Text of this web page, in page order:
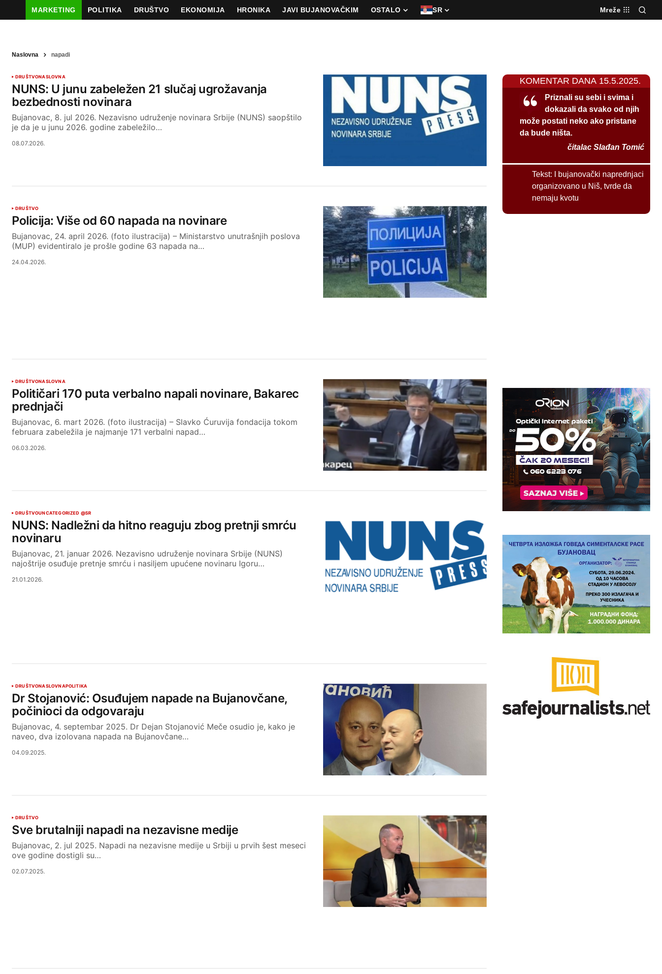
MARKETING POLITIKA DRUŠTVO EKONOMIJA HRONIKA JAVI BUJANOVAČKIM OSTALO SR Mreže
Naslovna napadi
DRUŠTVONASLOVNA
NUNS: U junu zabeležen 21 slučaj ugrožavanja
bezbednosti novinara
Bujanovac, 8. jul 2026. Nezavisno udruženje novinara Srbije (NUNS) saopštilo
je da je u junu 2026. godine zabeležilo…
08.07.2026.
DRUŠTVO
Policija: Više od 60 napada na novinare
Bujanovac, 24. april 2026. (foto ilustracija) – Ministarstvo unutrašnjih poslova
(MUP) evidentiralo je prošle godine 63 napada na…
24.04.2026.
DRUŠTVONASLOVNA
Političari 170 puta verbalno napali novinare, Bakarec
prednjači
Bujanovac, 6. mart 2026. (foto ilustracija) – Slavko Ćuruvija fondacija tokom
februara zabeležila je najmanje 171 verbalni napad…
06.03.2026.
DRUŠTVOUNCATEGORIZED @SR
NUNS: Nadležni da hitno reaguju zbog pretnji smrću
novinaru
Bujanovac, 21. januar 2026. Nezavisno udruženje novinara Srbije (NUNS)
najoštrije osuđuje pretnje smrću i nasiljem upućene novinaru Igoru…
21.01.2026.
DRUŠTVONASLOVNAPOLITIKA
Dr Stojanović: Osuđujem napade na Bujanovčane,
počinioci da odgovaraju
Bujanovac, 4. septembar 2025. Dr Dejan Stojanović Meče osudio je, kako je
naveo, dva izolovana napada na Bujanovčane…
04.09.2025.
DRUŠTVO
Sve brutalniji napadi na nezavisne medije
Bujanovac, 2. jul 2025. Napadi na nezavisne medije u Srbiji u prvih šest meseci
ove godine dostigli su…
02.07.2025.
KOMENTAR DANA 15.5.2025.
Priznali su sebi i svima i
dokazali da svako od njih
može postati neko ako pristane
da bude ništa.
čitalac Slađan Tomić
Tekst:
I bujanovački naprednjaci
organizovano u Niš, tvrde da
nemaju kvotu